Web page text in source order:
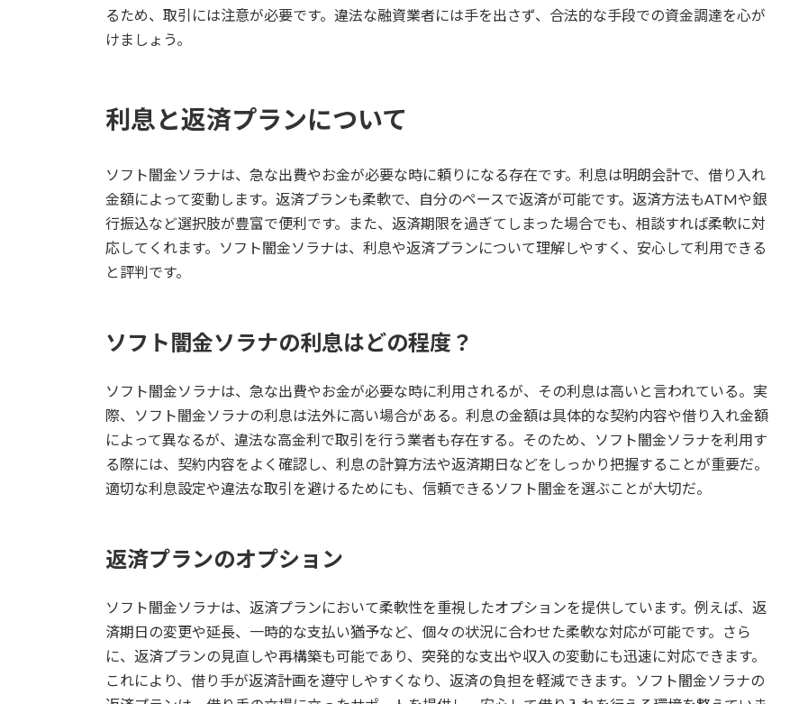
るため、取引には注意が必要です。違法な融資業者には手を出さず、合法的な手段での資金調達を心が
けましょう。
利息と返済プランについて
ソフト闇金ソラナは、急な出費やお金が必要な時に頼りになる存在です。利息は明朗会計で、借り入れ
金額によって変動します。返済プランも柔軟で、自分のペースで返済が可能です。返済方法もATMや銀
行振込など選択肢が豊富で便利です。また、返済期限を過ぎてしまった場合でも、相談すれば柔軟に対
応してくれます。ソフト闇金ソラナは、利息や返済プランについて理解しやすく、安心して利用できる
と評判です。
ソフト闇金ソラナの利息はどの程度？
ソフト闇金ソラナは、急な出費やお金が必要な時に利用されるが、その利息は高いと言われている。実
際、ソフト闇金ソラナの利息は法外に高い場合がある。利息の金額は具体的な契約内容や借り入れ金額
によって異なるが、違法な高金利で取引を行う業者も存在する。そのため、ソフト闇金ソラナを利用す
る際には、契約内容をよく確認し、利息の計算方法や返済期日などをしっかり把握することが重要だ。
適切な利息設定や違法な取引を避けるためにも、信頼できるソフト闇金を選ぶことが大切だ。
返済プランのオプション
ソフト闇金ソラナは、返済プランにおいて柔軟性を重視したオプションを提供しています。例えば、返
済期日の変更や延長、一時的な支払い猶予など、個々の状況に合わせた柔軟な対応が可能です。さら
に、返済プランの見直しや再構築も可能であり、突発的な支出や収入の変動にも迅速に対応できます。
これにより、借り手が返済計画を遵守しやすくなり、返済の負担を軽減できます。ソフト闇金ソラナの